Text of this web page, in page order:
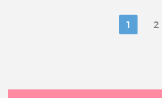
1 2